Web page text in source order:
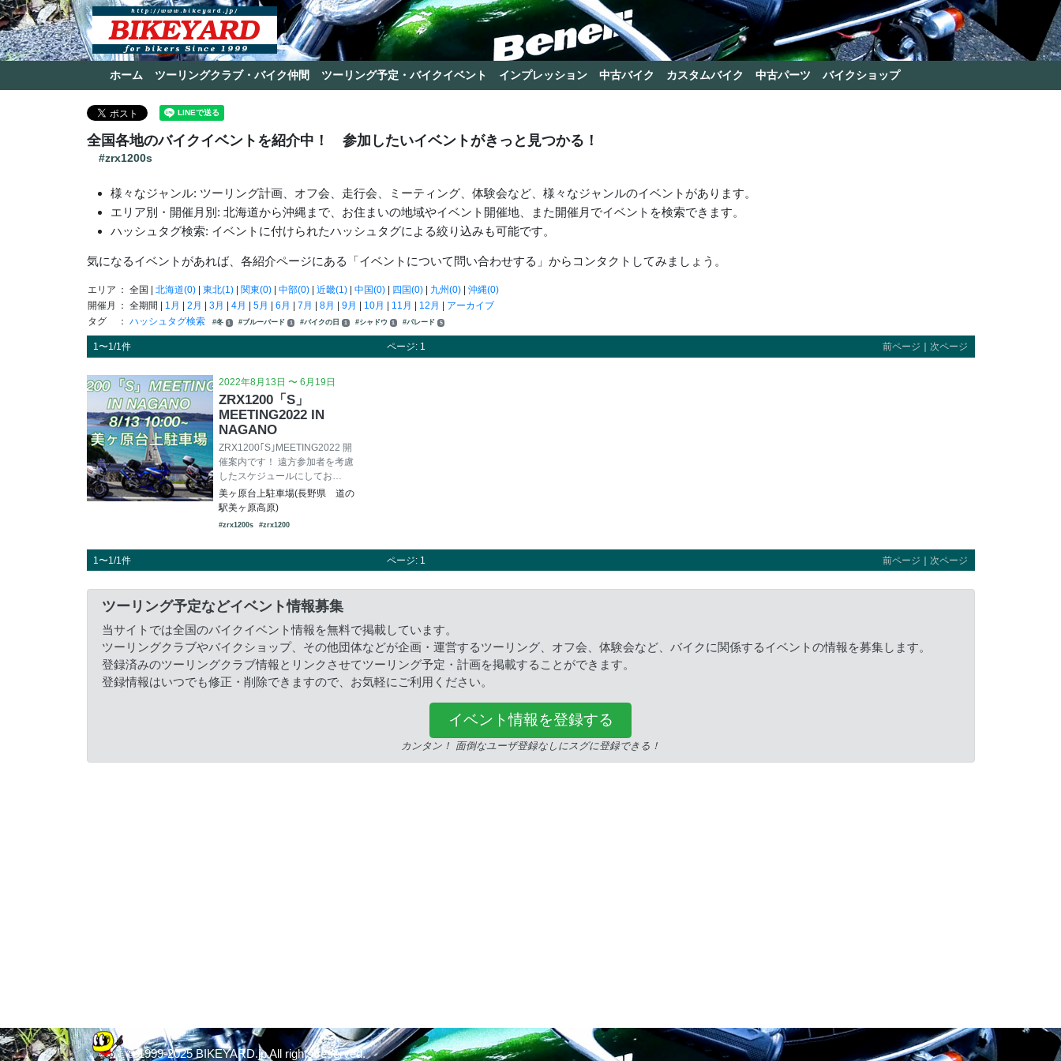
ホーム ツーリングクラブ・バイク仲間 ツーリング予定・バイクイベント インプレッション 中古バイク カスタムバイク 中古パーツ バイクショップ
全国各地のバイクイベントを紹介中！ 参加したいイベントがきっと見つかる！
#zrx1200s
様々なジャンル: ツーリング計画、オフ会、走行会、ミーティング、体験会など、様々なジャンルのイベントがあります。
エリア別・開催月別: 北海道から沖縄まで、お住まいの地域やイベント開催地、また開催月でイベントを検索できます。
ハッシュタグ検索: イベントに付けられたハッシュタグによる絞り込みも可能です。
気になるイベントがあれば、各紹介ページにある「イベントについて問い合わせする」からコンタクトしてみましょう。
エリア ： 全国 | 北海道(0)| 東北(1)| 関東(0)| 中部(0)| 近畿(1)| 中国(0)| 四国(0)| 九州(0)| 沖縄(0)
開催月
： 全期間 | 1月 | 2月 | 3月 | 4月 | 5月 | 6月 | 7月 | 8月 | 9月 | 10月 | 11月 | 12月 | アーカイブ
タグ
： ハッシュタグ検索 #冬 1 #ブルーバード 1 #バイクの日 1 #シャドウ 1 #パレード 5
1〜1/1件 ページ: 1 前ページ 次ページ
2022年8月13日 〜 6月19日
ZRX1200「S」
MEETING2022 IN
NAGANO
ZRX1200｢S｣MEETING2022 開
催案内です！ 遠方参加者を考慮
したスケジュールにしてお…
美ヶ原台上駐車場(長野県 道の
駅美ヶ原高原)
#zrx1200s #zrx1200
1〜1/1件 ページ: 1 前ページ ｜ 次ページ
ツーリング予定などイベント情報募集
当サイトでは全国のバイクイベント情報を無料で掲載しています。
ツーリングクラブやバイクショップ、その他団体などが企画・運営するツーリング、オフ会、体験会など、バイクに関係するイベントの情報を募集します。
登録済みのツーリングクラブ情報とリンクさせてツーリング予定・計画を掲載することができます。
登録情報はいつでも修正・削除できますので、お気軽にご利用ください。
イベント情報を登録する
カンタン！ 面倒なユーザ登録なしにスグに登録できる！
© 1999-2025 BIKEYARD.jp All rights reserved.